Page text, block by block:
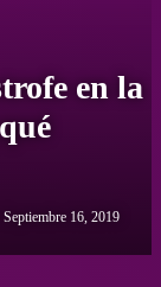
en la
Septiembre 16, 2019